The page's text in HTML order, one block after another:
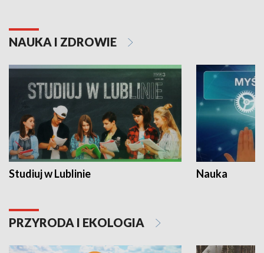
NAUKA I ZDROWIE
Studiuj w Lublinie Nauka
PRZYRODA I EKOLOGIA